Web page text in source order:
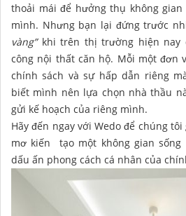
thoải mái để hưởng thụ không
mình. Nhưng bạn lại đứng trước
vàng”khi trên thị trường hiện nay
công nội thất căn hộ. Mỗi một đơn
chính sách và sự hấp dẫn riêng
biết mình nên lựa chọn nhà thầu
gửi kế hoạch của riêng mình.
Hãy đến ngay với Wedo để chúng
mơ kiến tạo một không gian sống
dấu ấn phong cách cá nhân của